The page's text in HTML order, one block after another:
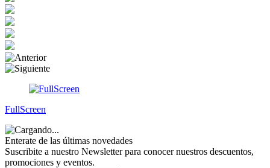
FullScreen
Enterate de las últimas novedades
Suscribite a nuestro Newsletter para conocer nuestros descuentos,
promociones y eventos.